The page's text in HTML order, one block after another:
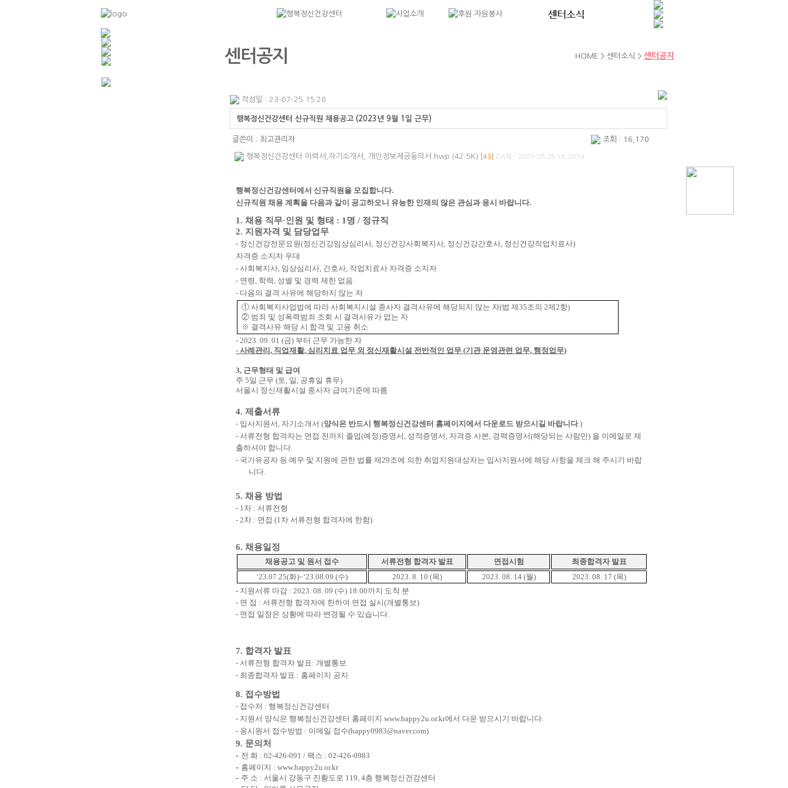
센터공지 HOME > 센터소식 > 센터공지
작성일 : 23-07-25 15:20
행복정신건강센터 신규직원 채용공고 (2023년 9월 1일 근무)
글쓴이 : 최고관리자 조회 : 16,170
행복정신건강센터 이력서,자기소개서, 개인정보제공동의서.hwp (42.5K) [43] DATE : 2023-07-25 15:20:54
행복정신건강센터에서 신규직원을 모집합니다.
신규직원 채용 계획을 다음과 같이 공고하오니 유능한 인재의 많은 관심과 응시 바랍니다.
1. 채용 직무·인원 및 형태 : 1 명 / 정규직
2. 지원자격 및 담당업무
- 정신건강전문요원(정신건강임상심리사, 정신건강사회복지사, 정신건강간호사, 정신건강작업치료사)
자격증 소지자 우대
- 사회복지사, 임상심리사, 간호사, 작업치료사 자격증 소지자
- 연령 , 학력 , 성별 및 경력 제한 없음
- 다음의 결격 사유에 해당하지 않는 자
① 사회복지사업법에 따라 사회복지시설 종사자 결격사유에 해당되지 않는 자(법 제35조의 2제2항)
② 범죄 및 성폭력범죄 조회 시 결격사유가 없는 자
※ 결격사유 해당 시 합격 및 고용 취소
- 2023. 09. 01 (금) 부터 근무 가능한 자
- 사례관리 , 직업재활, 심리치료 업무 외 정신재활시설 전반적인 업무 (기관 운영관련 업무, 행정업무)
3, 근무형태 및 급여
주 5일 근무 (토, 일 , 공휴일 휴무)
서울시 정신재활시설 종사자 급여기준에 따름
4. 제출서류
- 입사지원서 , 자기소개서 (양식은 반드시 행복정신건강센터 홈페이지에서 다운로드 받으시길 바랍니다.)
- 서류전형 합격자는 면접 전까지 졸업(예정)증명서 , 성적증명서 , 자격증 사본, 경력증명서(해당되는 사람만) 을 이메일로 제
출하셔야 합니다.
- 국가유공자 등 예우 및 지원에 관한 법률 제29조에 의한 취업지원대상자는 입사지원서에 해당 사항을 체크 해 주시기 바랍
니다.
5. 채용 방법
- 1차 : 서류전형
- 2차 : 면접 (1차 서류전형 합격자에 한함)
6. 채용일정
채용공고 및 원서 접수 서류전형 합격자 발표 면접시험
최종합격자 발표
‘23.07.25(화)~‘23.08.09.(수) 2023. 8. 10 (목) 2023. 08. 14 (월) 2023. 08. 17 (목)
- 지원서류 마감 : 2023. 08. 09 (수) 18:00까지 도착 분
- 면 접 : 서류전형 합격자에 한하여 면접 실시(개별통보)
- 면접 일정은 상황에 따라 변경될 수 있습니다.
7. 합격자 발표
- 서류전형 합격자 발표: 개별통보
- 최종합격자 발표 : 홈페이지 공지
8. 접수방법
- 접수처 : 행복정신건강센터
- 지원서 양식은 행복정신건강센터 홈페이지 www.happy2u.or.kr에서 다운 받으시기 바랍니다.
- 응시원서 접수방법 : 이메일 접수(happy0983@naver.com)
9. 문의처
- 전 화 : 02-426-091 / 팩스 : 02-426-0983
- 홈페이지 : www.happy2u.or.kr
- 주 소 : 서울시 강동구 진황도로 119, 4층 행복정신건강센터